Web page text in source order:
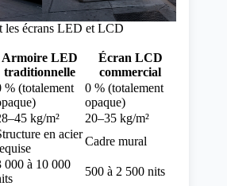
les écrans LED et LCD
Armoire LED
traditionnelle
Écran LCD
commercial
% (totalement
0 % (totalement
opaque)
kg/m²
20–35 kg/m²
en acier
Cadre mural
000 à 10 000
500 à 2 500 nits